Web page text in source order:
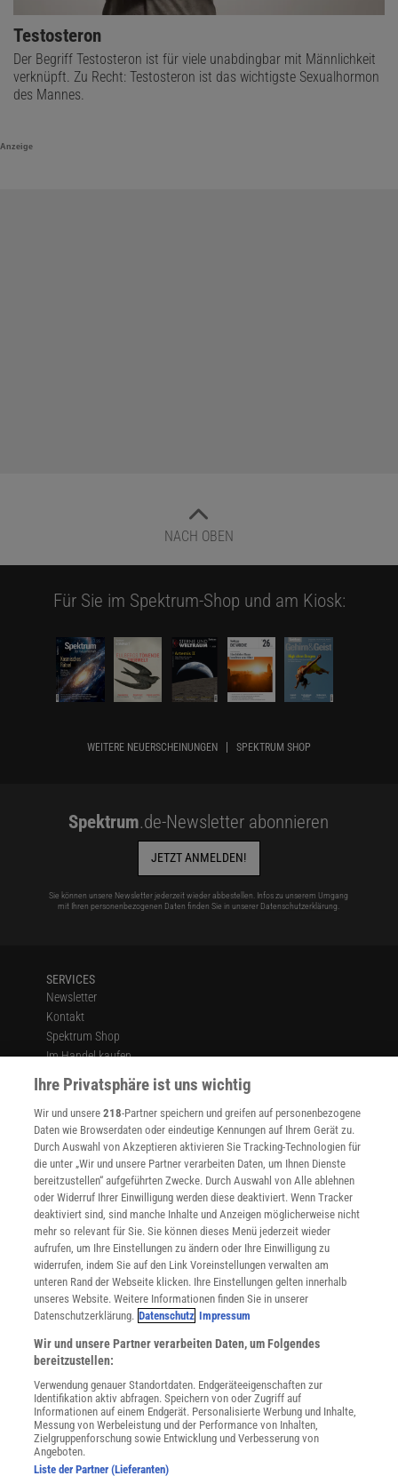
Testosteron
Der Begriff Testosteron ist für viele unabdingbar mit Männlichkeit
verknüpft. Zu Recht: Testosteron ist das wichtigste Sexualhormon
des Mannes.
Anzeige
NACH OBEN
Für Sie im Spektrum-Shop und am Kiosk:
WEITERE NEUERSCHEINUNGEN SPEKTRUM SHOP
Spektrum.de-Newsletter abonnieren
JETZT ANMELDEN!
Sie können unsere Newsletter jederzeit wieder abbestellen. Infos zu unserem Umgang
mit Ihren personenbezogenen Daten finden Sie in unserer Datenschutzerklärung.
SERVICES
Newsletter
Kontakt
Spektrum Shop
Im Handel kaufen
Presse
Verträge kündigen
Widerruf
INFO
Mediadaten
Datenschutz
Nutzungsbedingungen
Cookie-Einstellungen
Utiq verwalten
Nutzungsbasierte Onlinewerbung
Alle Artikel
Impressum
Angebote für Schulen
Angebote für Institutionen
Sprachen lernen mit Gymglish
Lexika
Für Spektrum schreiben
Zugänglichkeitserklärung
Ihre Privatsphäre ist uns wichtig
Wir und unsere218-Partner speichern und greifen auf personenbezogene
Daten wie Browserdaten oder eindeutige Kennungen auf Ihrem Gerät zu.
Durch Auswahl von Akzeptieren aktivieren Sie Tracking-Technologien für
die unter „Wir und unsere Partner verarbeiten Daten, um Ihnen Dienste
bereitzustellen“ aufgeführten Zwecke. Durch Auswahl von Alle ablehnen
oder Widerruf Ihrer Einwilligung werden diese deaktiviert. Wenn Tracker
deaktiviert sind, sind manche Inhalte und Anzeigen möglicherweise nicht
mehr so relevant für Sie. Sie können dieses Menü jederzeit wieder
aufrufen, um Ihre Einstellungen zu ändern oder Ihre Einwilligung zu
widerrufen, indem Sie auf den Link Voreinstellungen verwalten am
unteren Rand der Webseite klicken. Ihre Einstellungen gelten innerhalb
unseres Website. Weitere Informationen finden Sie in unserer
Datenschutzerklärung. Datenschutz Impressum
Wir und unsere Partner verarbeiten Daten, um Folgendes
bereitzustellen:
Verwendung genauer Standortdaten. Endgeräteeigenschaften zur
Identifikation aktiv abfragen. Speichern von oder Zugriff auf
Informationen auf einem Endgerät. Personalisierte Werbung und Inhalte,
Messung von Werbeleistung und der Performance von Inhalten,
Zielgruppenforschung sowie Entwicklung und Verbesserung von
Angeboten.
Liste der Partner (Lieferanten)